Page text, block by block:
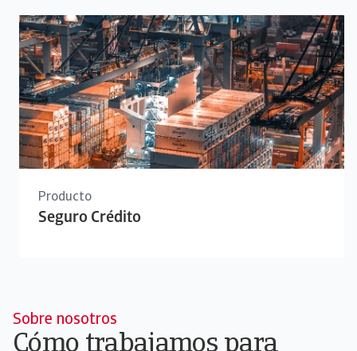
Producto
Seguro Crédito
Sobre nosotros
Cómo trabajamos para